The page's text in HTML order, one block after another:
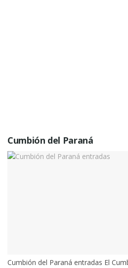
Cumbión del Paraná
Cumbión del Paraná entradas El